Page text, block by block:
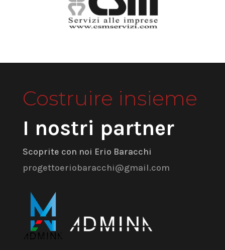
Costruire insieme
I nostri partner
Scoprite con noi Erio Baracchi
progettoeriobaracchi@gmail.com